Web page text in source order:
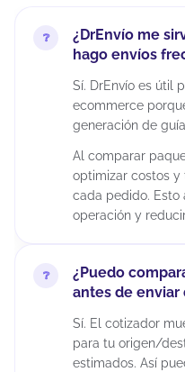
¿DrEnvío me
hago envíos
Sí. DrEnvío es útil
ecommerce
generación de
Al comparar
optimizar costos y
cada pedido. Esto
operación y
¿Puedo
antes de enviar
Sí. El cotizador
para tu origen/
estimados. Así